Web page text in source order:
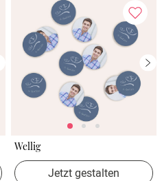
Wellig
Jetzt gestalten